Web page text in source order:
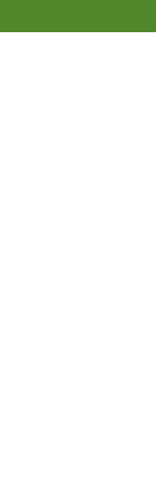
Hauptinhalt